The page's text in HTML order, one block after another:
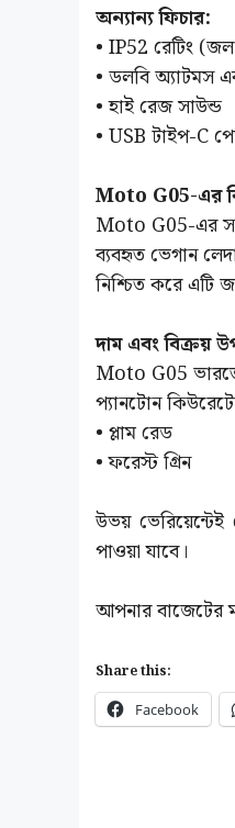
অন্যান্য ফিচার:
• IP52 রেটিং
• ডলবি অ্যাটমস
• হাই রেজ সাউন্ড
• USB টাইপ-C
Moto G05-এর
Moto G05-এর
ব্যবহৃত ভেগান
নিশ্চিত করে এটি
দাম এবং বিক্রয়
Moto G05
প্যানটোন
• প্লাম রেড
• ফরেস্ট গ্রিন
উভয় ভেরিয়েন্টেই
পাওয়া যাবে।
আপনার বাজেটের
Share this:
Facebook